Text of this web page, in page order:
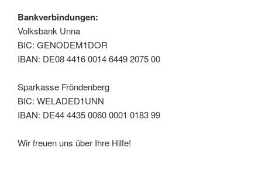
Bankverbindungen:
Volksbank Unna
BIC: GENODEM1DOR
IBAN: DE08 4416 0014 6449 2075 00
Sparkasse Fröndenberg
BIC: WELADED1UNN
IBAN: DE44 4435 0060 0001 0183 99
Wir freuen uns über Ihre Hilfe!